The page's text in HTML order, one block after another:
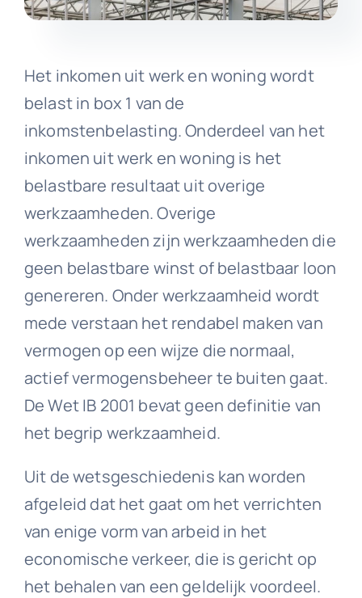
Het inkomen uit werk en woning wordt
belast in box 1 van de
inkomstenbelasting. Onderdeel van het
inkomen uit werk en woning is het
belastbare resultaat uit overige
werkzaamheden. Overige
werkzaamheden zijn werkzaamheden die
geen belastbare winst of belastbaar loon
genereren. Onder werkzaamheid wordt
mede verstaan het rendabel maken van
vermogen op een wijze die normaal,
actief vermogensbeheer te buiten gaat.
De Wet IB 2001 bevat geen definitie van
het begrip werkzaamheid.
Uit de wetsgeschiedenis kan worden
afgeleid dat het gaat om het verrichten
van enige vorm van arbeid in het
economische verkeer, die is gericht op
het behalen van een geldelijk voordeel.